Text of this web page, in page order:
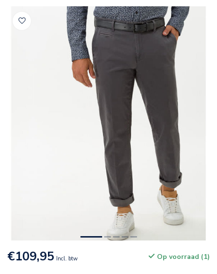
€109,95 Incl. btw Op voorraad (1)